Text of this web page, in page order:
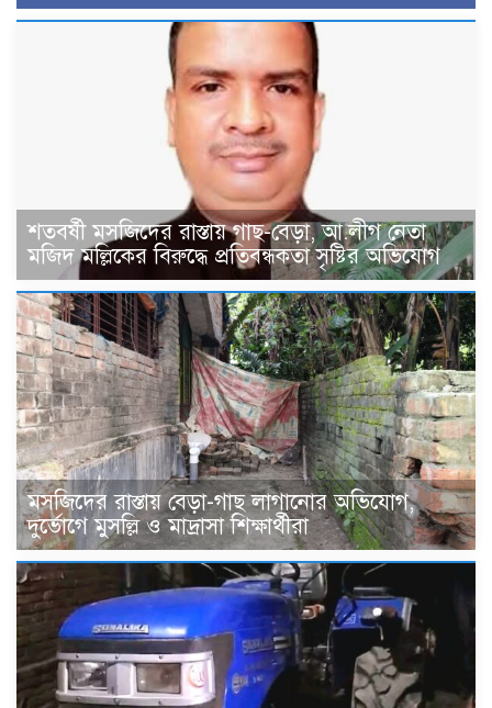
শতবর্ষী মসজিদের রাস্তায় গাছ-বেড়া, আ.লীগ নেতা
মজিদ মল্লিকের বিরুদ্ধে প্রতিবন্ধকতা সৃষ্টির অভিযোগ
মসজিদের রাস্তায় বেড়া-গাছ লাগানোর অভিযোগ,
দুর্ভোগে মুসল্লি ও মাদ্রাসা শিক্ষার্থীরা